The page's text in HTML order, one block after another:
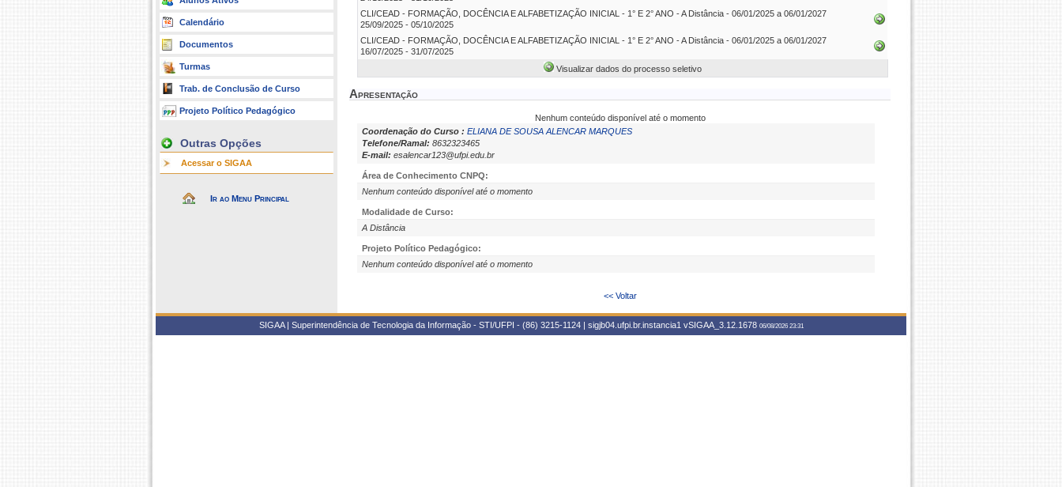
Calendário
Documentos
Turmas
Trab. de Conclusão de Curso
Projeto Político Pedagógico
Outras Opções
Acessar o SIGAA
Ir ao Menu Principal
CLI/CEAD - FORMAÇÃO, DOCÊNCIA E ALFABETIZAÇÃO INICIAL - 1° E 2° ANO - A Distância - 06/01/2025 a 06/01/2027
25/09/2025 - 05/10/2025
CLI/CEAD - FORMAÇÃO, DOCÊNCIA E ALFABETIZAÇÃO INICIAL - 1° E 2° ANO - A Distância - 06/01/2025 a 06/01/2027
16/07/2025 - 31/07/2025
Visualizar dados do processo seletivo
Apresentação
Nenhum conteúdo disponível até o momento
Coordenação do Curso : ELIANA DE SOUSA ALENCAR MARQUES
Telefone/Ramal: 8632323465
E-mail: esalencar123@ufpi.edu.br
Área de Conhecimento CNPQ:
Nenhum conteúdo disponível até o momento
Modalidade de Curso:
A Distância
Projeto Político Pedagógico:
Nenhum conteúdo disponível até o momento
<< Voltar
SIGAA | Superintendência de Tecnologia da Informação - STI/UFPI - (86) 3215-1124 | sigjb04.ufpi.br.instancia1 vSIGAA_3.12.1678 06/08/2026 23:31